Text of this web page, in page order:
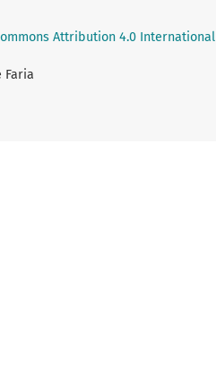
Attribution 4.0 International
Faria